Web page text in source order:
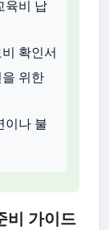
육비 납
확인서
위한
이나 불
비 가이드